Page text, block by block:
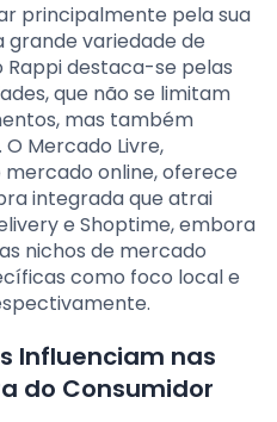
principalmente pela sua
grande variedade de
Rappi destaca-se pelas
que não se limitam
mas também
Mercado Livre,
online, oferece
integrada que atrai
e Shoptime, embora
nichos de mercado
como foco local e
Influenciam nas
do Consumidor